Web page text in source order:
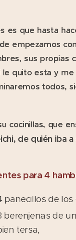
es que hasta
empezamos
sus propias
quito esta y
todos,
cocinillas, que
de quién iba a
para 4
panecillos de
berenjenas de
tersa,